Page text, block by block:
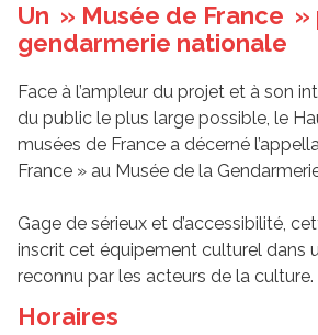
Un » Musée de France »
gendarmerie nationale
Face à l’ampleur du projet et à son
du public le plus large possible, le
musées de France a décerné
France » au Musée de la
Gage de sérieux et d’accessibilité,
inscrit cet équipement culturel dans
reconnu par les acteurs de la culture.
Horaires